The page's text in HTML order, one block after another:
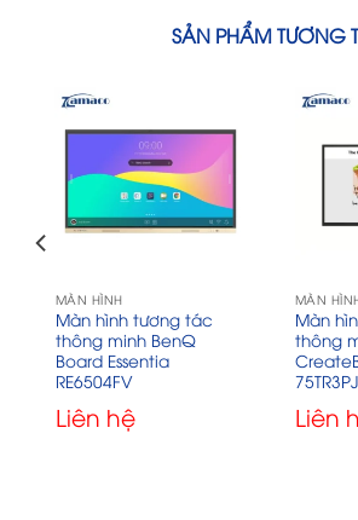
SẢN PHẨM TƯƠNG
MÀN HÌNH
Màn hình tương tác
thông minh BenQ
Board Essentia
RE6504FV
Liên hệ
MÀN
Màn
thông
Liên